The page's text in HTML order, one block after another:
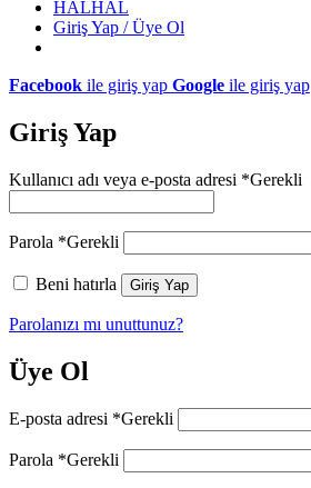
HALHAL
Giriş Yap / Üye Ol
Facebook ile giriş yap Google ile giriş yap
Giriş Yap
Kullanıcı adı veya e-posta adresi *Gerekli
Parola *Gerekli
Beni hatırla Giriş Yap
Parolanızı mı unuttunuz?
Üye Ol
E-posta adresi *Gerekli
Parola *Gerekli